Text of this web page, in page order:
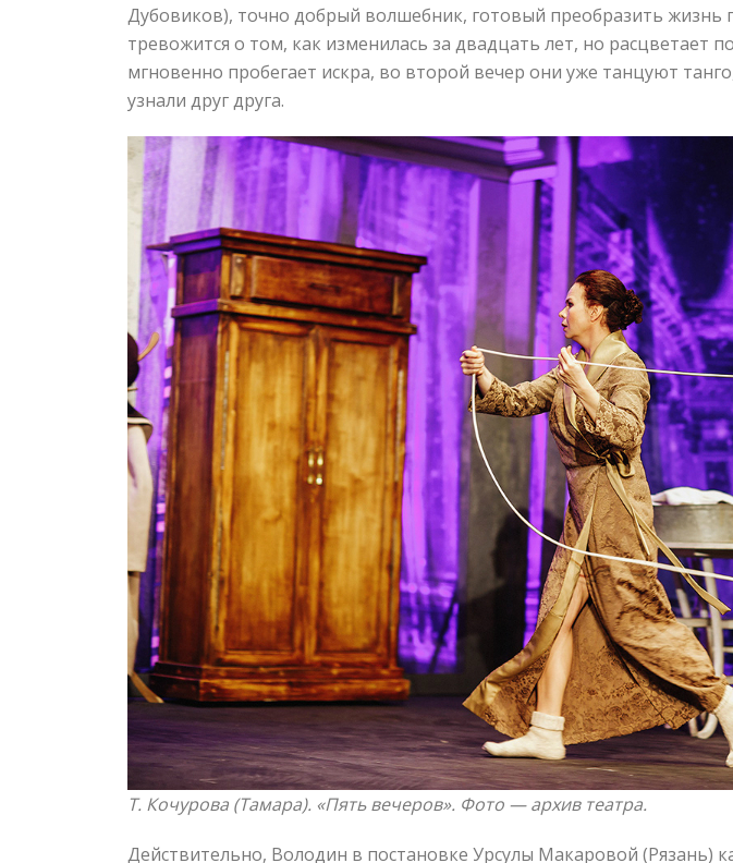
Дубовиков), точно добрый волшебник, готовый преобразить жизнь
тревожится о том, как изменилась за двадцать лет, но расцветает
мгновенно пробегает искра, во второй вечер они уже танцуют
узнали друг друга.
Т. Кочурова (Тамара). «Пять вечеров». Фото —архив театра.
Действительно, Володин в постановке Урсулы Макаровой (Рязань)